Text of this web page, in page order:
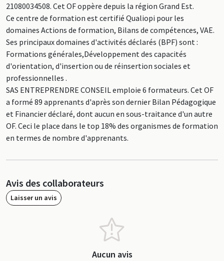
21080034508. Cet OF oppère depuis la région Grand Est.
Ce centre de formation est certifié Qualiopi pour les
domaines Actions de formation, Bilans de compétences, VAE.
Ses principaux domaines d'activités déclarés (BPF) sont :
Formations générales,Développement des capacités
d'orientation, d'insertion ou de réinsertion sociales et
professionnelles .
SAS ENTREPRENDRE CONSEIL emploie 6 formateurs. Cet OF
a formé 89 apprenants d'après son dernier Bilan Pédagogique
et Financier déclaré, dont aucun en sous-traitance d'un autre
OF. Ceci le place dans le top 18% des organismes de formation
en termes de nombre d'apprenants.
Avis des collaborateurs
Laisser un avis
Aucun avis